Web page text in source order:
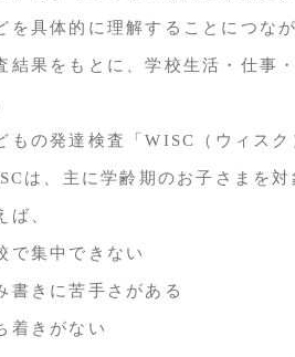
を具体的に理解することにつなが
結果をもとに、学校生活・仕事
もの発達検査「WISC（ウィスク
は、主に学齢期のお子さまを対
ば、
で集中できない
書きに苦手さがある
着きがない